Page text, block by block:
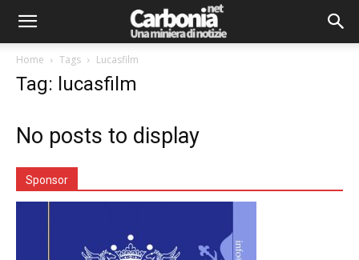
Home Tags Lucasfilm
Tag: lucasfilm
No posts to display
Sponsor